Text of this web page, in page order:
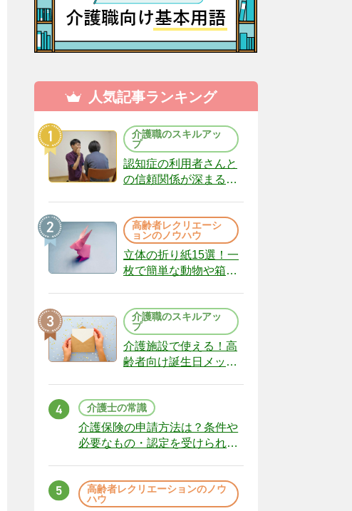
人気記事ランキング
介護職のスキルアッ
プ
認知症の利用者さんと
の信頼関係が深まる声
（22）
高齢者レクリエーシ
ョンのノウハウ
立体の折り紙15選！一
枚で簡単な動物や箱、
介護職のスキルアッ
プ
介護施設で使える！高
齢者向け誕生日メッセ
介護士の常識
介護保険の申請方法は？条件や
必要なもの・認定を受けられな
高齢者レクリエーションのノウ
ハウ